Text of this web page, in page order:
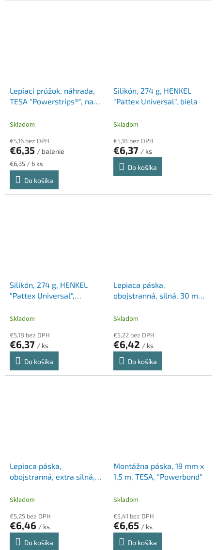
Lepiaci prúžok, náhrada,
TESA "Powerstrips®", na
Skladom
€5,16 bez DPH
€6,35 / balenie
Jednotková
cena:
€6,35 / 6 ks
Do košíka
Silikón, 274 g, HENKEL
"Pattex Universal", biela
Skladom
€5,18 bez DPH
€6,37 / ks
Do košíka
Silikón, 274 g, HENKEL
"Pattex Universal",
Skladom
€5,18 bez DPH
€6,37 / ks
Do košíka
Lepiaca páska,
obojstranná, silná, 30 mm
"Universal Gel", priehľadná
Skladom
€5,22 bez DPH
€6,42 / ks
Do košíka
Lepiaca páska,
obojstranná, extra silná,
3M SCOTCH "Extreme
Skladom
€5,25 bez DPH
€6,46 / ks
Do košíka
Montážna páska, 19 mm x
1,5 m, TESA, "Powerbond"
Skladom
€5,41 bez DPH
€6,65 / ks
Do košíka